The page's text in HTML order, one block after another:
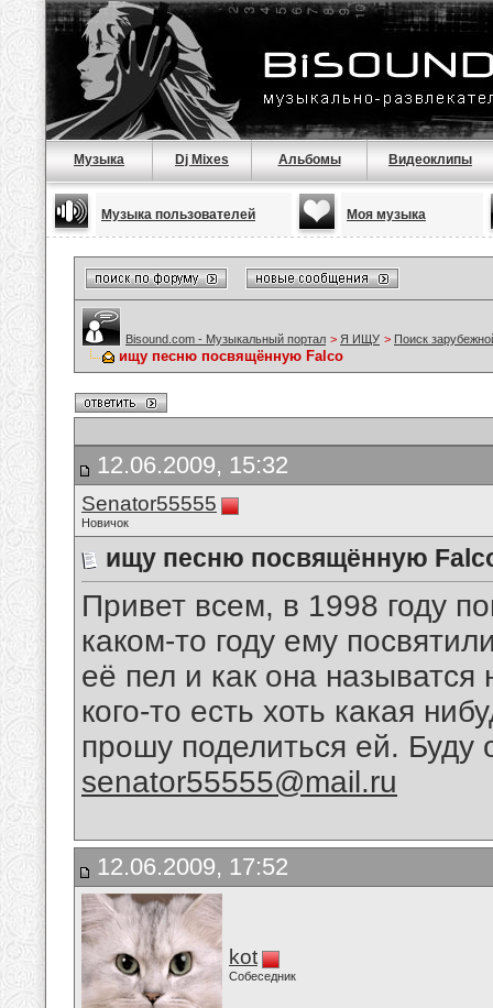
Музыка Dj Mixes Альбомы Видеоклипы
Музыка пользователей Моя музыка
Bisound.com - Музыкальный портал > Я ИЩУ > Поиск
ищу песню посвящённую Falco
12.06.2009, 15:32
Senator55555
Новичок
ищу песню посвящённую
Привет всем, в 1998 году
каком-то году ему
её пел и как она
кого-то есть хоть какая
прошу поделиться ей. Буду
senator55555@mail.ru
12.06.2009, 17:52
kot
Собеседник